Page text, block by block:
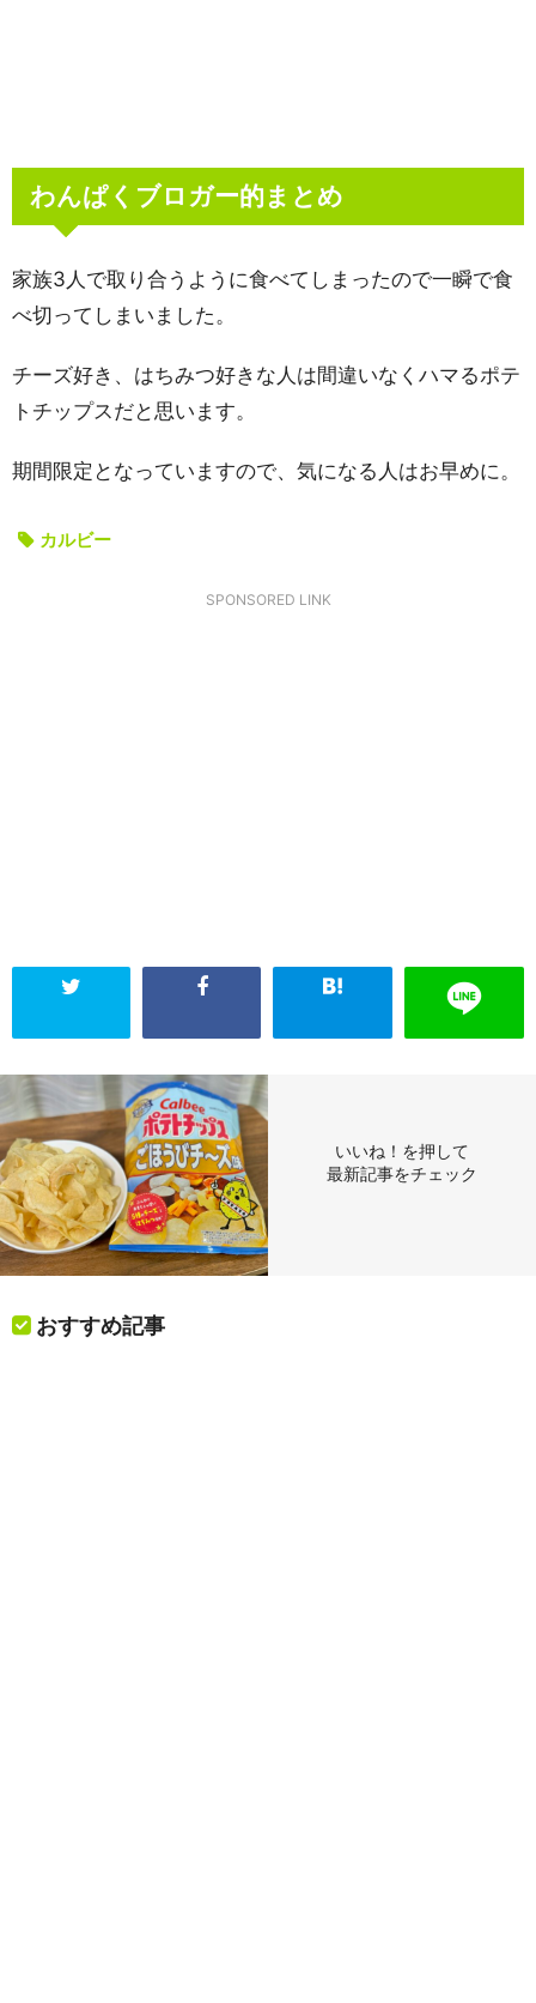
わんぱくブロガー的まとめ
家族3人で取り合うように食べてしまったので一瞬で食
べ切ってしまいました。
チーズ好き、はちみつ好きな人は間違いなくハマるポテ
トチップスだと思います。
期間限定となっていますので、気になる人はお早めに。
カルビー
SPONSORED LINK
いいね！を押して
最新記事をチェック
おすすめ記事